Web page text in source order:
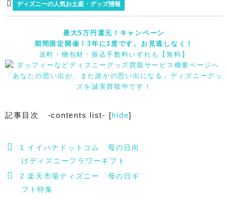
ディズニーの人気お土産・グッズ情報
最大5万円還元！キャンペーン
期間限定開催！3年に1度です。お見逃しなく！
送料・梱包材・振込手数料いずれも【無料】
「あなたの思い出が、また誰かの思い出になる」ディズニーグッ
ズを誠実買取中です！
記事目次 -contents list- [hide]
1
イイハナドットコム 母の日向
けディズニーフラワーギフト
2 楽天市場ディズニー 母の日ギ
フト特集